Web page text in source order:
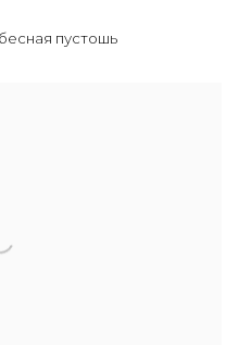
пустошь